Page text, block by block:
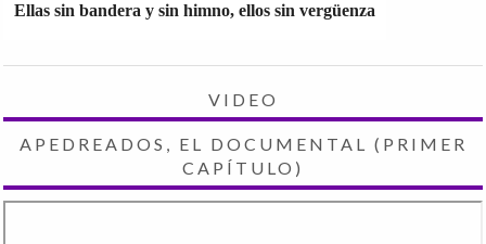
Ellas sin bandera y sin himno, ellos sin vergüenza
VIDEO
APEDREADOS, EL DOCUMENTAL (PRIMER
CAPÍTULO)